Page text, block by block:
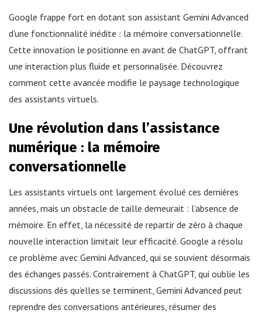
Google frappe fort en dotant son assistant Gemini Advanced
d’une fonctionnalité inédite : la mémoire conversationnelle.
Cette innovation le positionne en avant de ChatGPT, offrant
une interaction plus fluide et personnalisée. Découvrez
comment cette avancée modifie le paysage technologique
des assistants virtuels.
Une révolution dans l’assistance
numérique : la mémoire
conversationnelle
Les assistants virtuels ont largement évolué ces dernières
années, mais un obstacle de taille demeurait : l’absence de
mémoire. En effet, la nécessité de repartir de zéro à chaque
nouvelle interaction limitait leur efficacité. Google a résolu
ce problème avec Gemini Advanced, qui se souvient désormais
des échanges passés. Contrairement à ChatGPT, qui oublie les
discussions dès qu’elles se terminent, Gemini Advanced peut
reprendre des conversations antérieures, résumer des